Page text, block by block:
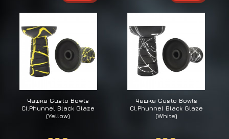
Чашка Gusto Bowls
Cl.Phunnel Black Glaze
(Yellow)
Чашка Gusto Bowls
Cl.Phunnel Black Glaze
(White)